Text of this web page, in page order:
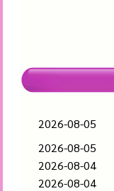
2026-08-05
2026-08-05
2026-08-04
2026-08-04